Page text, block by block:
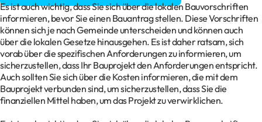
Es ist auch wichtig, dass Sie sich über die lokalen Bauvorschriften
informieren, bevor Sie einen Bauantrag stellen. Diese Vorschriften
können sich je nach Gemeinde unterscheiden und können auch
über die lokalen Gesetze hinausgehen. Es ist daher ratsam, sich
vorab über die spezifischen Anforderungen zu informieren, um
sicherzustellen, dass Ihr Bauprojekt den Anforderungen entspricht.
Auch sollten Sie sich über die Kosten informieren, die mit dem
Bauprojekt verbunden sind, um sicherzustellen, dass Sie die
finanziellen Mittel haben, um das Projekt zu verwirklichen.